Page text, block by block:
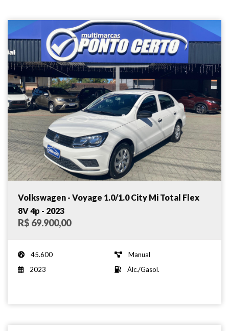
Volkswagen - Voyage 1.0/1.0 City Mi Total Flex
8V 4p - 2023
R$ 69.900,00
45.600
Manual
2023
Álc./Gasol.